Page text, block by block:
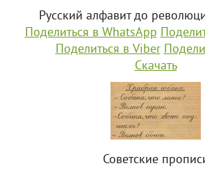
Русский алфавит до
Поделиться в WhatsApp
Поделиться в Viber
Скачать
Советские